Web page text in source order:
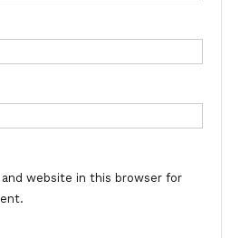
website in this browser for